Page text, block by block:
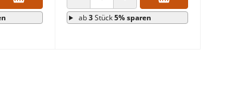
ERHÖHEN ANZAHL VERRINGERNANZAHL ERHÖHEN
ab3Stück5% sparen